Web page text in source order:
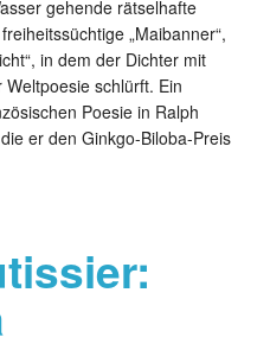
gehende rätselhafte
„Maibanner“,
in dem der Dichter mit
schlürft. Ein
Poesie in Ralph
er den Ginkgo-Biloba-Preis